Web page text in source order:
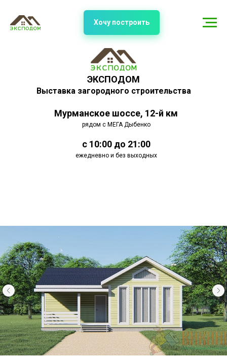
ЭКСПОДОМ
Выставка загородного строительства
Мурманское шоссе, 12-й км
рядом с МЕГА Дыбенко
с 10:00 до 21:00
ежедневно и без выходных
Хочу построить